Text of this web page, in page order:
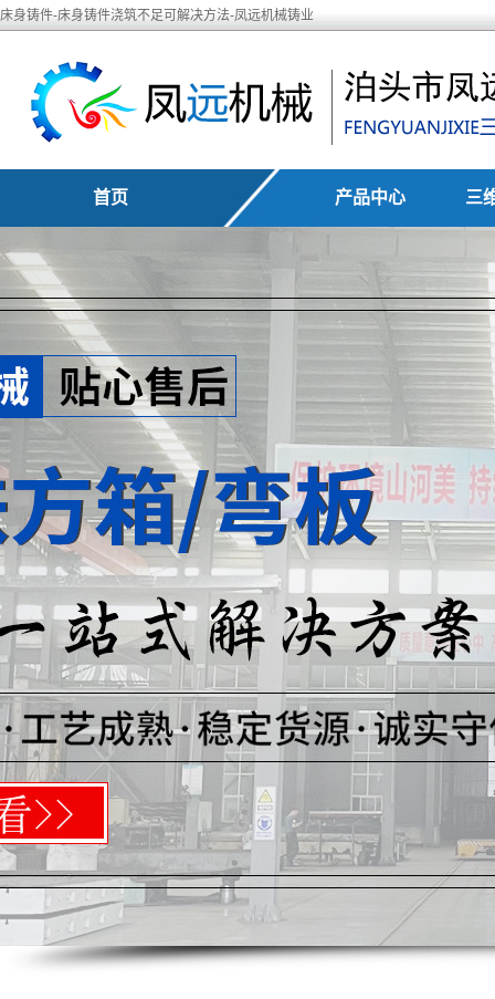
床身铸件-床身铸件浇筑不足可解决方法-凤远机械铸业
首页 产品中心 三